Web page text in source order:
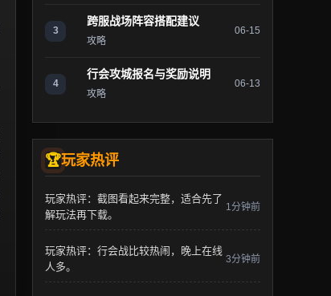
3
跨服战场阵容搭配建议
攻略
06-15
4
行会攻城报名与奖励说明
攻略
06-13
玩家热评
玩家热评：截图看起来完整，适合先了
解玩法再下载。
1分钟前
玩家热评：行会战比较热闹，晚上在线
人多。
3分钟前